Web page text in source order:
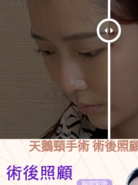
天鵝頸手術 術後照